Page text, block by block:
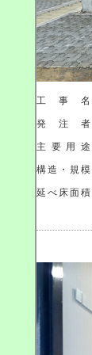
工事名
発注者
主要用途
構造・規模
延べ床面積